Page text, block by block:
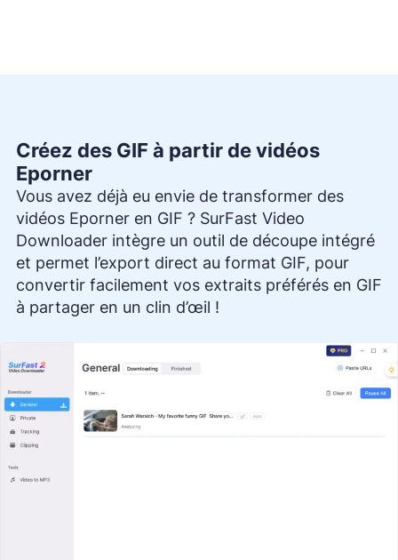
Créez des GIF à partir de vidéos
Eporner
Vous avez déjà eu envie de transformer des
vidéos Eporner en GIF ? SurFast Video
Downloader intègre un outil de découpe intégré
et permet l’export direct au format GIF, pour
convertir facilement vos extraits préférés en GIF
à partager en un clin d’œil !